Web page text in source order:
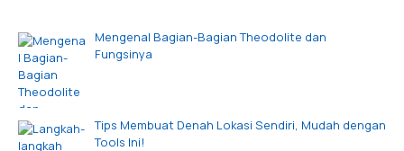
Mengenal Bagian-Bagian Theodolite dan
Fungsinya
Tips Membuat Denah Lokasi Sendiri, Mudah dengan
Tools Ini!